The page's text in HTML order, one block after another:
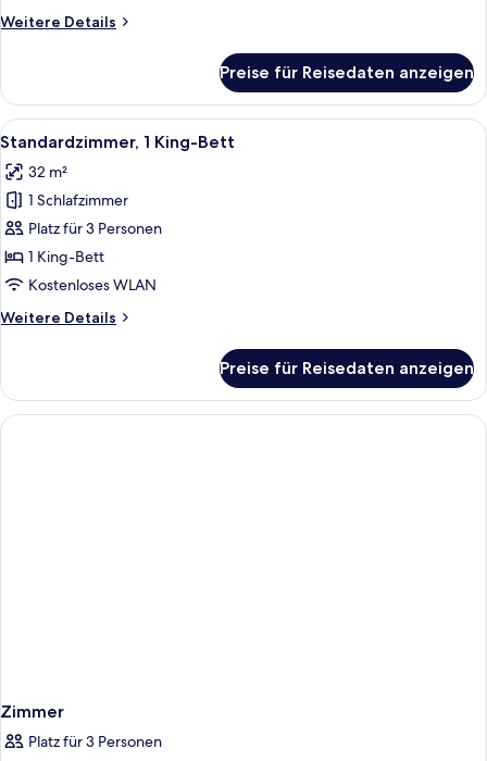
Weitere Details
Weitere
Suite,
1 King-
Bett
Preise für Reisedaten anzeigen
Alle
Fotos
für
Standardzimmer,
1 King-
Bett
anzeigen
Ein Hotelzimmer mit einem großen
10
Standardzimmer, 1 King-Bett
32 m²
1 Schlafzimmer
Platz für 3 Personen
1 King-Bett
Kostenloses WLAN
Weitere Details
Weitere
1 King-
Bett
Preise für Reisedaten anzeigen
Zimmer
Platz für 3 Personen